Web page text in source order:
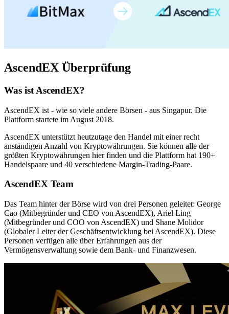
AscendEX Überprüfung
Was ist AscendEX?
AscendEX ist - wie so viele andere Börsen - aus Singapur. Die
Plattform startete im August 2018.
AscendEX unterstützt heutzutage den Handel mit einer recht
anständigen Anzahl von Kryptowährungen. Sie können alle der
größten Kryptowährungen hier finden und die Plattform hat 190+
Handelspaare und 40 verschiedene Margin-Trading-Paare.
AscendEX Team
Das Team hinter der Börse wird von drei Personen geleitet: George
Cao (Mitbegründer und CEO von AscendEX), Ariel Ling
(Mitbegründer und COO von AscendEX) und Shane Molidor
(Globaler Leiter der Geschäftsentwicklung bei AscendEX). Diese
Personen verfügen alle über Erfahrungen aus der
Vermögensverwaltung sowie dem Bank- und Finanzwesen.